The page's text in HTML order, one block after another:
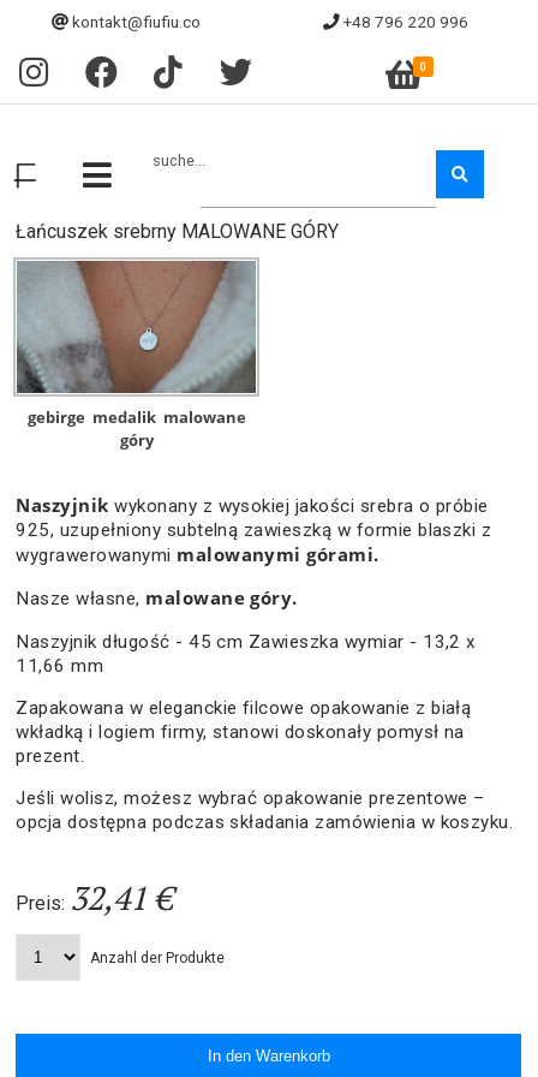
kontakt@fiufiu.co +48 796 220 996
0
suche...
Łańcuszek srebrny MALOWANE GÓRY
gebirge medalik malowane
góry
Naszyjnikwykonany z wysokiej jakości srebra o próbie
925, uzupełniony subtelną zawieszką w formie blaszki z
wygrawerowanymi malowanymi górami.
Nasze własne, malowane góry.
Naszyjnik długość - 45 cm Zawieszka wymiar - 13,2 x
11,66 mm
Zapakowana w eleganckie filcowe opakowanie z białą
wkładką i logiem firmy, stanowi doskonały pomysł na
prezent.
Jeśli wolisz, możesz wybrać opakowanie prezentowe –
opcja dostępna podczas składania zamówienia w koszyku.
Preis: 32,41 €
Anzahl der Produkte